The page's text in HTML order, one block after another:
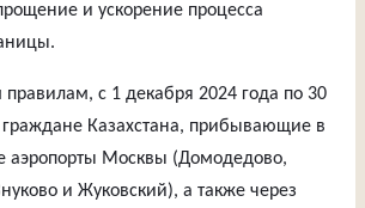
и ускорение процесса
с 1 декабря 2024 года по 30
Казахстана, прибывающие в
аэропорты Москвы (Домодедово,
и Жуковский), а также через